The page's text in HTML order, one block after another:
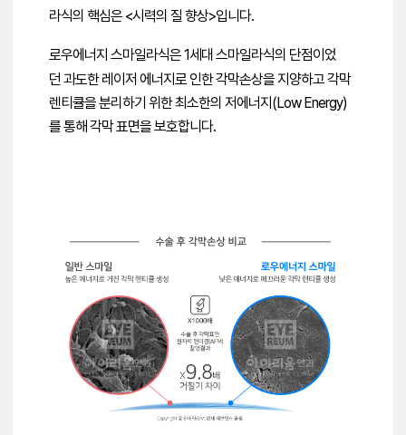
라식의 핵심은 <시력의 질 향상>입니다.
로우에너지 스마일라식은1세대 스마일라식의 단점이었
던 과도한 레이저 에너지로 인한 각막손상을 지양하고각막
렌티큘을 분리하기 위한최소한의 저에너지(Low Energy)
를 통해각막 표면을 보호합니다.